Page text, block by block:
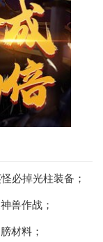
必掉光柱装备；
兽作战；
材料；